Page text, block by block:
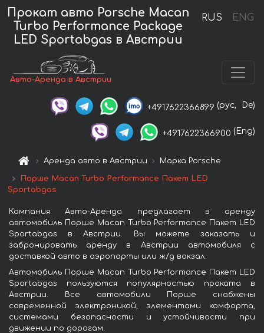
RUS ENG
Прокат авто Porsche Macan
Turbo Performance Package
LED Sportabgas в Австрии
Авто-Аренда в Австрии
+4917622366899 (рус, De)
+4917622366900 (Eng)
Аренда авто в Австрии Марка Porsche
Порше Macan Turbo Performance Пакет LED
Sportabgas
Компания Авто-Аренда предлагает в аренду
автомобиль Порше Macan Turbo Performance Пакет LED
Sportabgas в Австрии. Вы можете заказать и
забронировать аренду в Австрии автомобиля с
доставкой авто в аэропорты или ж/д вокзал.
Автомобиль Порше Macan Turbo Performance Пакет LED
Sportabgas пользуются популярностью проката в
Австрии. Все автомобили Порше снабжены
современной электроникой, элементами комфорта,
системами безопасности и устойчивости при
движении по дорогам.